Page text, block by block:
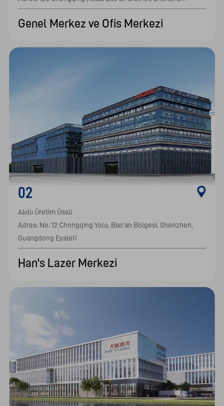
Genel Merkez ve Ofis Merkezi
02
Akıllı Üretim Üssü
Adres: No. 12 Chongqing Yolu, Bao'an Bölgesi, Shenzhen,
Han's Lazer Merkezi